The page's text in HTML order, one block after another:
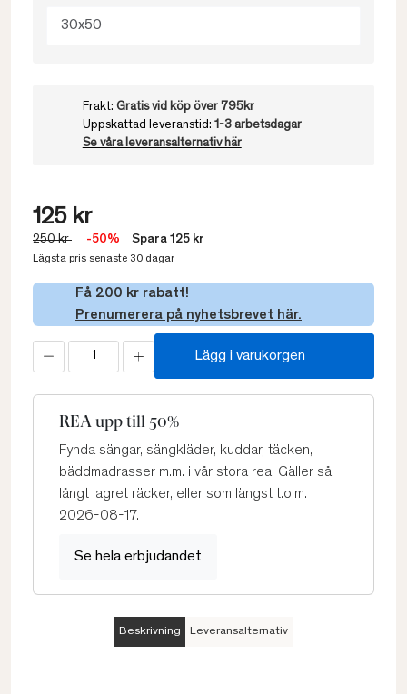
30x50
Frakt: Gratis vid köp över 795kr
Uppskattad leveranstid: 1-3 arbetsdagar
Se våra leveransalternativ här
125 kr
250 kr -50% Spara 125 kr
Lägsta pris senaste 30 dagar
Få 200 kr rabatt!
Prenumerera på nyhetsbrevet här.
Lägg i varukorgen
REA upp till 50%
Fynda sängar, sängkläder, kuddar, täcken,
bäddmadrasser m.m. i vår stora rea! Gäller så
långt lagret räcker, eller som längst t.o.m.
2026-08-17.
Se hela erbjudandet
Beskrivning Leveransalternativ